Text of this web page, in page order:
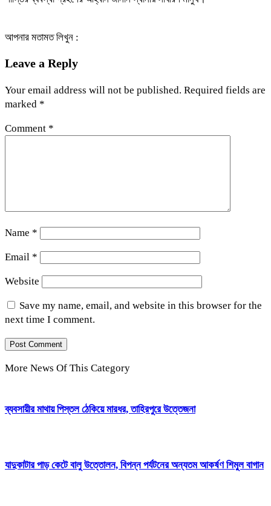
আপনার মতামত লিখুন :
Leave a Reply
Your email address will not be published. Required fields are
marked *
Comment *
Name *
Email *
Website
Save my name, email, and website in this browser for the
next time I comment.
More News Of This Category
ব্যবসায়ীর মাথায় পিস্তল ঠেকিয়ে মারধর, তাহিরপুরে উত্তেজনা
যাদুকাটার পাড় কেটে বালু উত্তোলন, বিপন্ন পর্যটনের অন্যতম আকর্ষণ শিমুল বাগান